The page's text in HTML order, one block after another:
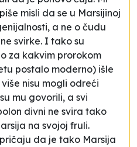
misli da se u Marsijinoj
a ne o čudu
svirke. I tako su
za kakvim prorokom
postalo moderno) išle
nisu mogli odreći
mu govorili, a svi
divni ne svira tako
na svojoj fruli.
da je tako Marsija